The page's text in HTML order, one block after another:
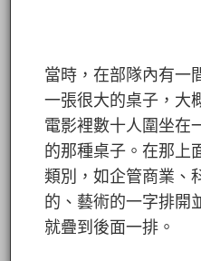
當時，在部隊內有一
一張很大的桌子，大
電影裡數十人圍坐在
的那種桌子。在那上
類別，如企管商業、
的、藝術的一字排開
就疊到後面一排。